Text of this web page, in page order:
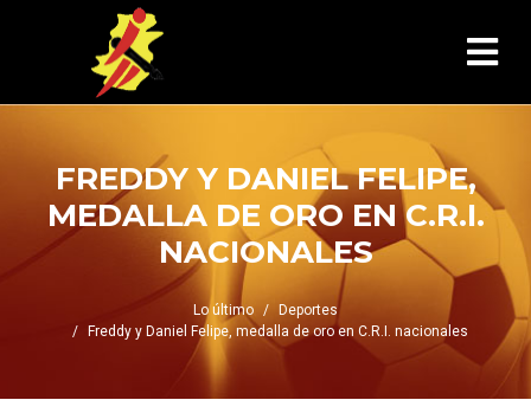
FREDDY Y DANIEL FELIPE,
MEDALLA DE ORO EN C.R.I.
NACIONALES
Lo último
Deportes
Freddy y Daniel Felipe, medalla de oro en C.R.I. nacionales